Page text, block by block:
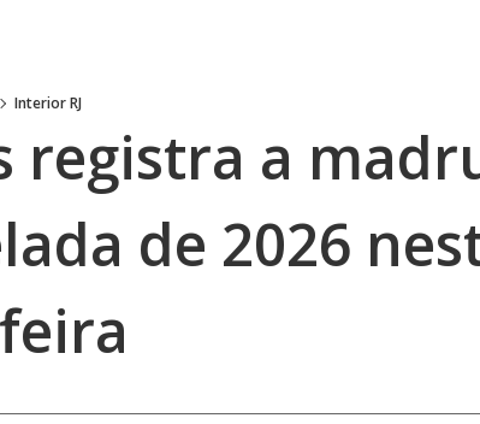
Interior RJ
registra a
de 2026